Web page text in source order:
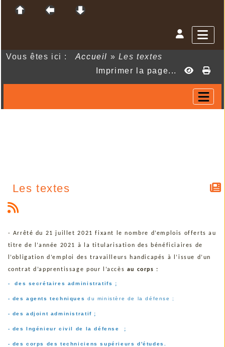
Vous êtes ici : Accueil » Les textes
Imprimer la page...
Les textes
- Arrêté du 21 juillet 2021 fixant le nombre d’emplois offerts au
titre de l’année 2021 à la titularisation des bénéficiaires de
l’obligation d’emploi des travailleurs handicapés à l’issue d’un
contrat d’apprentissage pour l’accès au corps :
- des secrétaires administratifs ;
- des agents techniques du ministère de la défense ;
- des adjoint administratif ;
- des Ingénieur civil de la défense ;
- des corps des techniciens supérieurs d'études.